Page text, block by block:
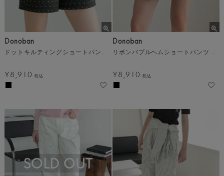
Donoban
¥8,910 税込
Donoban
¥8,910 税込
SOLD OUT